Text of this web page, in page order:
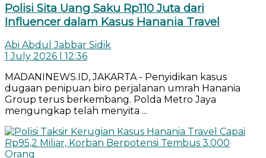
Polisi Sita Uang Saku Rp110 Juta dari
Influencer dalam Kasus Hanania Travel
Abi Abdul Jabbar Sidik
1 July 2026 | 12:36
MADANINEWS.ID, JAKARTA - Penyidikan kasus
dugaan penipuan biro perjalanan umrah Hanania
Group terus berkembang. Polda Metro Jaya
mengungkap telah menyita ...